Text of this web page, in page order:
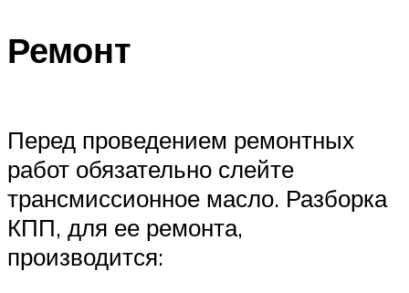
Ремонт
Перед проведением ремонтных
работ обязательно слейте
трансмиссионное масло. Разборка
КПП, для ее ремонта,
производится: